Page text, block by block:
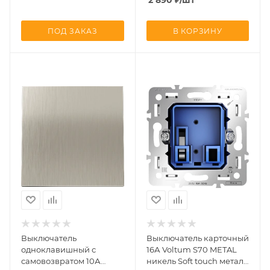
VLS080301)ПОД ЗАКАЗ
(VLS0206M +
В КОРЗИНУ
Выключатель
одноклавишный с
самовозвратом 10А
Выключатель карточный
16А Voltum S70 METAL
никель Soft touch металл